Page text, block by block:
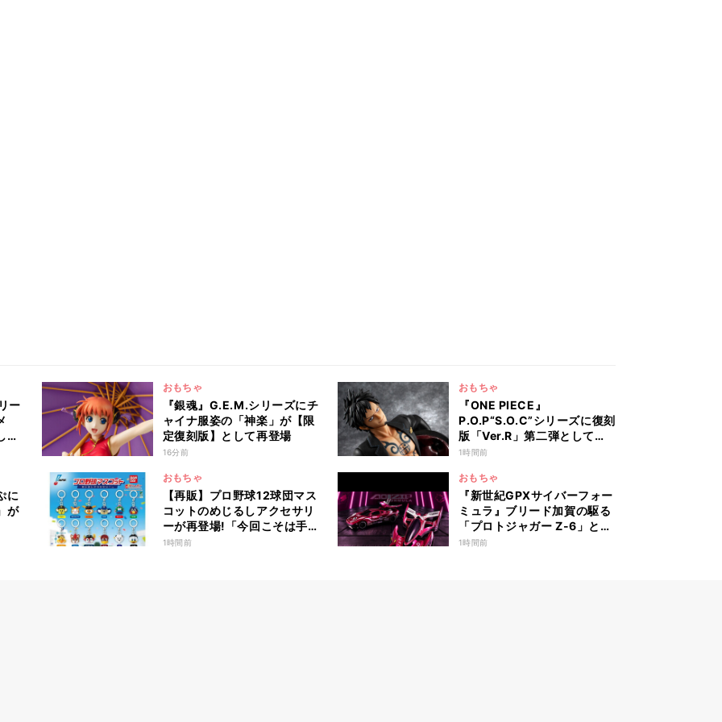
ー
て
おもちゃ
『銀魂』G.E.M.シリーズにチ
ャイナ服姿の「神楽」が【限
定復刻版】として再登場
16分前
おもちゃ
『ONE PIECE』
P.O.P“S.O.C”シリーズに復刻
版「Ver.R」第二弾として
「トラファルガー・ロー」が
1時間前
に
が
おもちゃ
【再販】プロ野球12球団マス
コットのめじるしアクセサリ
ーが再登場!「今回こそは手に
入れたい」「つば九郎欲し
1時間前
おもちゃ
『新世紀GPXサイバーフォー
ミュラ』ブリード加賀の駆る
「プロトジャガー Z-6」と
「アオイステルスジャガー
1時間前